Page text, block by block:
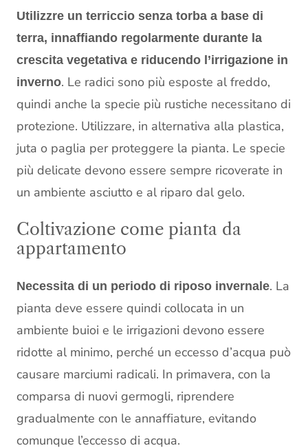
Utilizzre un terriccio senza torba a base di
terra, innaffiando regolarmente durante la
crescita vegetativa e riducendo l’irrigazione in
inverno. Le radici sono più esposte al freddo,
quindi anche la specie più rustiche necessitano di
protezione. Utilizzare, in alternativa alla plastica,
juta o paglia per proteggere la pianta. Le specie
più delicate devono essere sempre ricoverate in
un ambiente asciutto e al riparo dal gelo.
Coltivazione come pianta da
appartamento
Necessita di un periodo di riposo invernale. La
pianta deve essere quindi collocata in un
ambiente buioi e le irrigazioni devono essere
ridotte al minimo, perché un eccesso d’acqua può
causare marciumi radicali. In primavera, con la
comparsa di nuovi germogli, riprendere
gradualmente con le annaffiature, evitando
comunque l’eccesso di acqua.